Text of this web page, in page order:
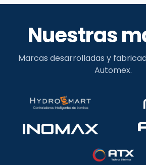
Nuestras
Marcas desarrolladas y
Automex.